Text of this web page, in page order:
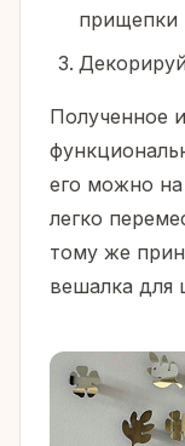
прищепки
Полученное
его можно
легко
тому же
вешалка для